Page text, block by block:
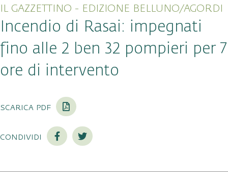
IL GAZZETTINO - EDIZIONE BELLUNO/AGORDI
Incendio di Rasai: impegnati
fino alle 2 ben 32 pompieri per 7
ore di intervento
scarica pdf
condividi